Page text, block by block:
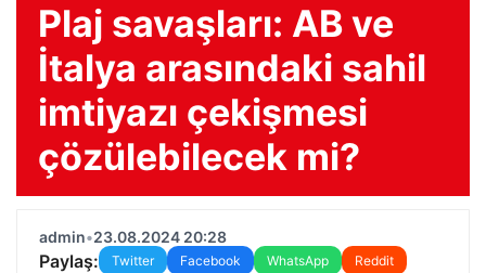
Plaj savaşları: AB ve
İtalya arasındaki sahil
imtiyazı çekişmesi
çözülebilecek mi?
admin•23.08.2024 20:28
Paylaş: Twitter Facebook WhatsApp
Reddit